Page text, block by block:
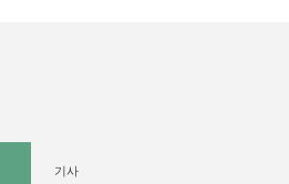
기사